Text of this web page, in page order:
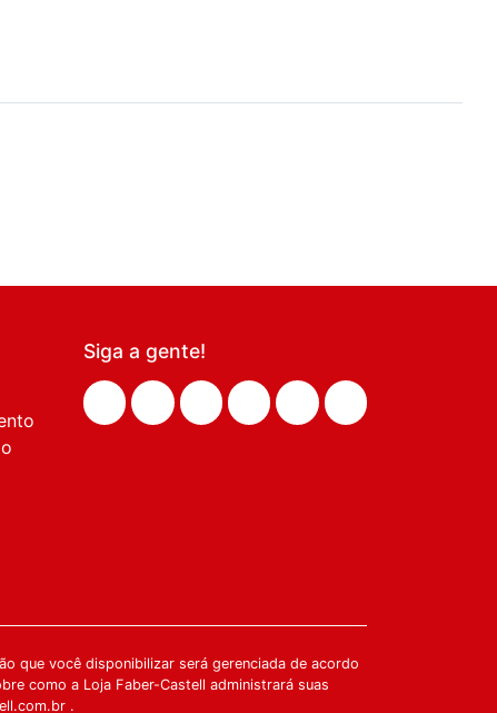
Siga a gente!
que você disponibilizar será gerenciada de acordo
como a Loja Faber-Castell administrará suas
.